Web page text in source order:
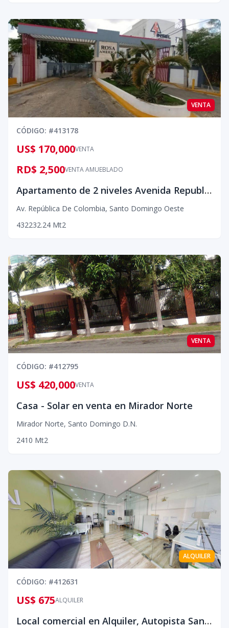
VENTA
CÓDIGO: #413178
VENTA
US$ 170,000
VENTA AMUEBLADO
RD$ 2,500
Apartamento de 2 niveles Avenida Republica de Colombia
Av. República De Colombia, Santo Domingo Oeste
432232.24 Mt2
VENTA
CÓDIGO: #412795
VENTA
US$ 420,000
Casa - Solar en venta en Mirador Norte
Mirador Norte, Santo Domingo D.N.
2410 Mt2
ALQUILER
CÓDIGO: #412631
ALQUILER
US$ 675
Local comercial en Alquiler, Autopista San Isidro